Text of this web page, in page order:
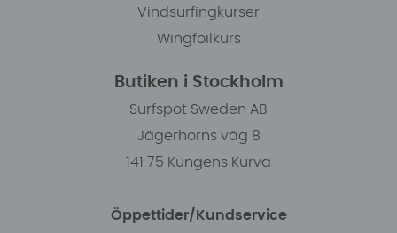
Vindsurfingkurser
Wingfoilkurs
Butiken i Stockholm
Surfspot Sweden AB
Jägerhorns väg 8
141 75 Kungens Kurva
Öppettider/Kundservice